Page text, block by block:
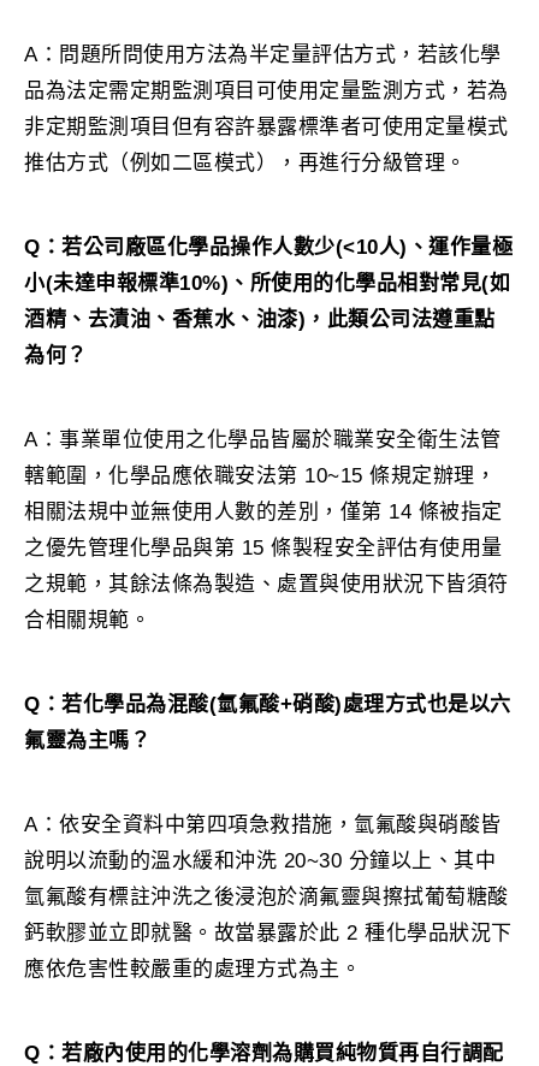
A：問題所問使用方法為半定量評估方式，若該化學
品為法定需定期監測項目可使用定量監測方式，若為
非定期監測項目但有容許暴露標準者可使用定量模式
推估方式（例如二區模式），再進行分級管理。
Q：若公司廠區化學品操作人數少(<10人)、運作量極
小(未達申報標準10%)、所使用的化學品相對常見(如
酒精、去漬油、香蕉水、油漆)，此類公司法遵重點
為何？
A：事業單位使用之化學品皆屬於職業安全衛生法管
轄範圍，化學品應依職安法第 10~15 條規定辦理，
相關法規中並無使用人數的差別，僅第 14 條被指定
之優先管理化學品與第 15 條製程安全評估有使用量
之規範，其餘法條為製造、處置與使用狀況下皆須符
合相關規範。
Q：若化學品為混酸(氫氟酸+硝酸)處理方式也是以六
氟靈為主嗎？
A：依安全資料中第四項急救措施，氫氟酸與硝酸皆
說明以流動的溫水緩和沖洗 20~30 分鐘以上、其中
氫氟酸有標註沖洗之後浸泡於滴氟靈與擦拭葡萄糖酸
鈣軟膠並立即就醫。故當暴露於此 2 種化學品狀況下
應依危害性較嚴重的處理方式為主。
Q：若廠內使用的化學溶劑為購買純物質再自行調配